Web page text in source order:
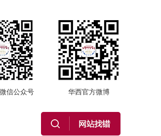
信公众号 华西官方微博